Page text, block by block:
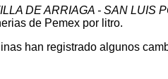
DE ARRIAGA - SAN LUIS
de Pemex por litro.
han registrado algunos